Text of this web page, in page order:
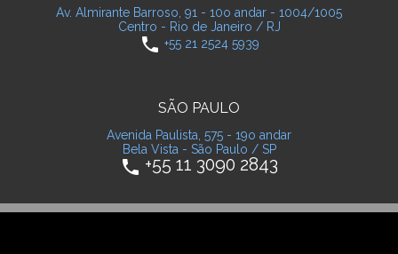
Av. Almirante Barroso, 91 - 10o andar - 1004/1005
Centro - Rio de Janeiro / RJ
phone +55 21 2524 5939
SÃO PAULO
Avenida Paulista, 575 - 19o andar
Bela Vista - São Paulo / SP
phone +55 11 3090 2843